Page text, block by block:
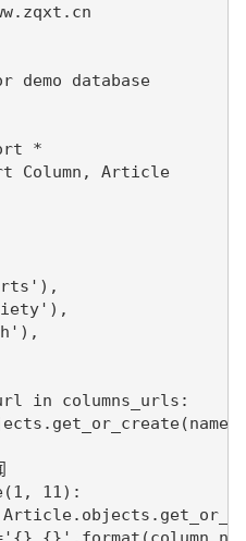
demo database
*
Column, Article
in columns_urls:
11):